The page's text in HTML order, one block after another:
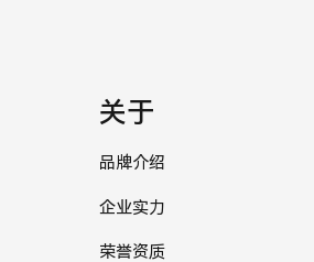
关于
品牌介绍
企业实力
荣誉资质